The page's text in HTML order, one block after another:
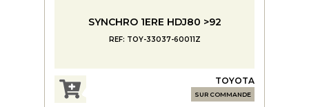
SYNCHRO 1ERE HDJ80 >92
REF: TOY-33037-60011Z
TOYOTA
SUR COMMANDE